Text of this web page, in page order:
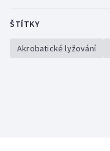
Veslování
ŠTÍTKY
Akrobatické lyžování